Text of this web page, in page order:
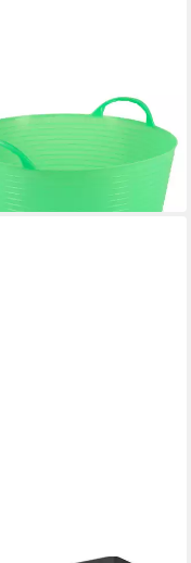
niedriger
grün 16 Liter
€
bei dir